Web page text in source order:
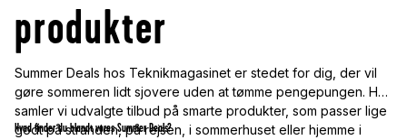
produkter
Summer Deals hos Teknikmagasinet er stedet for dig, der vil
gøre sommeren lidt sjovere uden at tømme pengepungen. Her
samler vi udvalgte tilbud på smarte produkter, som passer lige
godt på stranden, på rejsen, i sommerhuset eller hjemme i
Hvad finder du blandt vores Summer Deals?